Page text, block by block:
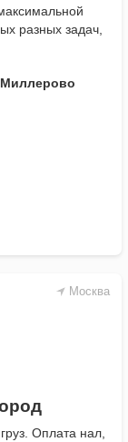
разных задач,
Москва
Оплата нал,